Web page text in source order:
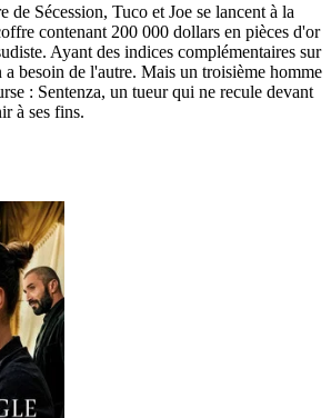
de Sécession, Tuco et Joe se lancent à la
contenant 200 000 dollars en pièces d'or
Ayant des indices complémentaires sur
a besoin de l'autre. Mais un troisième homme
: Sentenza, un tueur qui ne recule devant
à ses fins.